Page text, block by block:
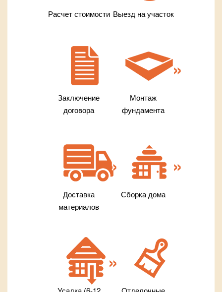
Расчет стоимости Выезд на участок
Заключение
договора
Монтаж
фундамента
Доставка
материалов
Сборка дома